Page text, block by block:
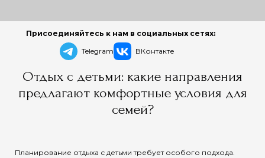
Отдых с детьми: какие направления
предлагают комфортные условия для
семей?
Планирование отдыха с детьми требует особого подхода.
Присоединяйтесь к нам в социальных сетях:
Telegram
ВКонтакте